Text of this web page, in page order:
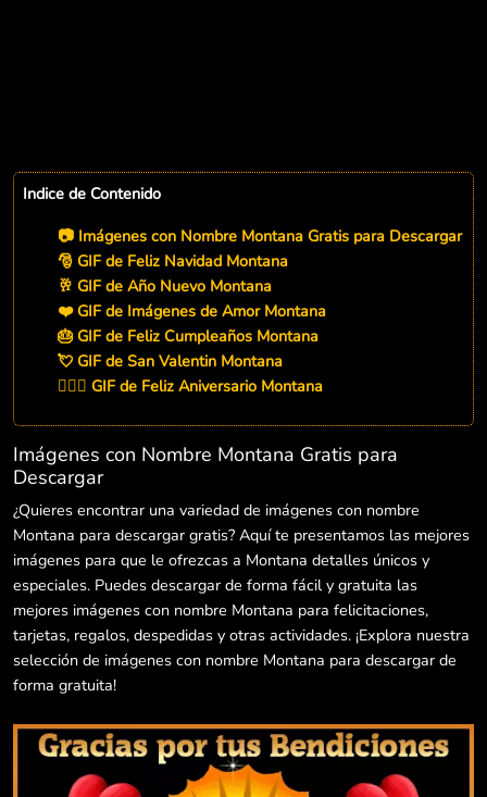
Indice de Contenido
📷 Imágenes con Nombre Montana Gratis para Descargar
🎅 GIF de Feliz Navidad Montana
🥂 GIF de Año Nuevo Montana
❤️ GIF de Imágenes de Amor Montana
🎂 GIF de Feliz Cumpleaños Montana
💘 GIF de San Valentin Montana
👨‍❤️‍👨 GIF de Feliz Aniversario Montana
Imágenes con Nombre Montana Gratis para
Descargar
¿Quieres encontrar una variedad de imágenes con nombre
Montana para descargar gratis? Aquí te presentamos las mejores
imágenes para que le ofrezcas a Montana detalles únicos y
especiales. Puedes descargar de forma fácil y gratuita las
mejores imágenes con nombre Montana para felicitaciones,
tarjetas, regalos, despedidas y otras actividades. ¡Explora nuestra
selección de imágenes con nombre Montana para descargar de
forma gratuita!